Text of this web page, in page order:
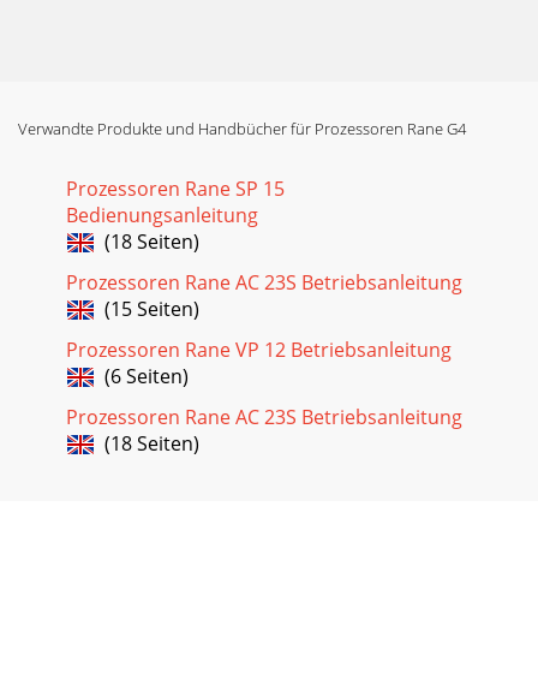
Verwandte Produkte und Handbücher für Prozessoren Rane G4
Prozessoren Rane SP 15
Bedienungsanleitung
(18 Seiten)
Prozessoren Rane AC 23S Betriebsanleitung
(15 Seiten)
Prozessoren Rane VP 12 Betriebsanleitung
(6 Seiten)
Prozessoren Rane AC 23S Betriebsanleitung
(18 Seiten)